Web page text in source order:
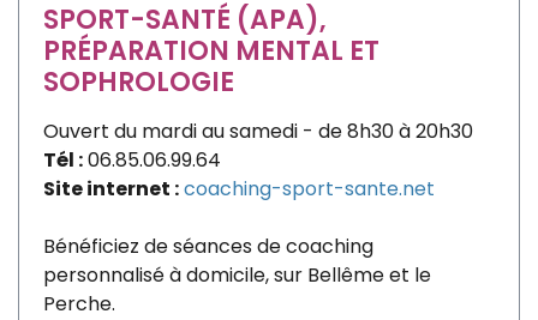
SPORT-SANTÉ (APA),
PRÉPARATION MENTAL ET
SOPHROLOGIE
Ouvert du mardi au samedi - de 8h30 à 20h30
Tél :06.85.06.99.64
Site internet :coaching-sport-sante.net
Bénéficiez de séances de coaching
personnalisé à domicile, sur Bellême et le
Perche.